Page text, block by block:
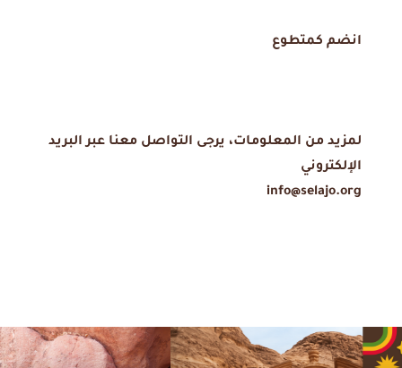
انضم كمتطوع
لمزيد من المعلومات، يرجى التواصل معنا عبر البريد
الإلكتروني
info@selajo.org